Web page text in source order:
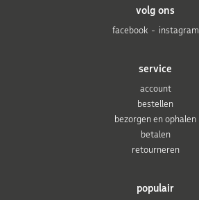
populair
service
account
bestellen
bezorgen en ophalen
betalen
retourneren
volg ons
facebook
instagram